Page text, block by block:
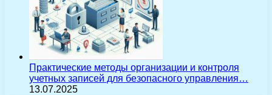
Практические методы организации и контроля
учетных записей для безопасного управления…
13.07.2025